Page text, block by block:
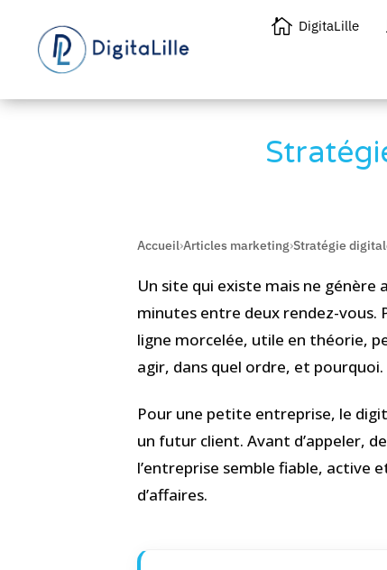
 DigitaLille
Accueil›Articles marketing›Stratégie
Un site qui existe mais ne génère
minutes entre deux rendez-vous.
ligne morcelée, utile en théorie,
agir, dans quel ordre, et pourquoi.
Pour une petite entreprise, le
un futur client. Avant d’appeler,
l’entreprise semble fiable, active
d’affaires.